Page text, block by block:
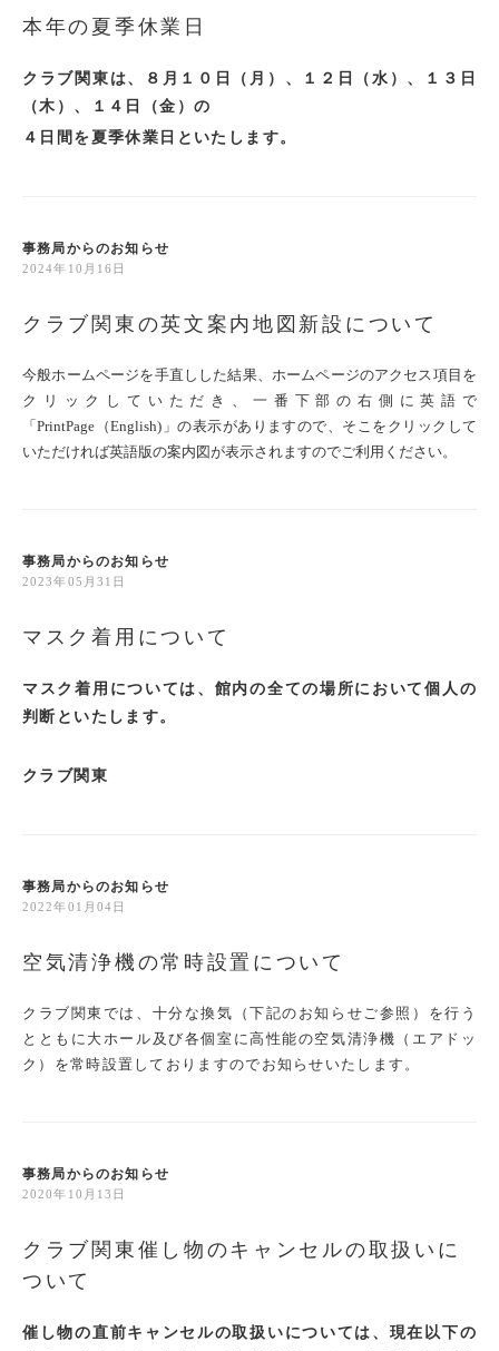
本年の夏季休業日
クラブ関東は、８月１０日（月）、１２日（水）、１３日
（木）、１４日（金）の
４日間を夏季休業日といたします。
事務局からのお知らせ
2024年10月16日
クラブ関東の英文案内地図新設について
今般ホームページを手直しした結果、ホームページのアクセス項目を
クリックしていただき、一番下部の右側に英語で
「PrintPage（English)」の表示がありますので、そこをクリックして
いただければ英語版の案内図が表示されますのでご利用ください。
事務局からのお知らせ
2023年05月31日
マスク着用について
マスク着用については、館内の全ての場所において個人の
判断といたします。
クラブ関東
事務局からのお知らせ
2022年01月04日
空気清浄機の常時設置について
クラブ関東では、十分な換気（下記のお知らせご参照）を行う
とともに大ホール及び各個室に高性能の空気清浄機（エアドッ
ク）を常時設置しておりますのでお知らせいたします。
事務局からのお知らせ
2020年10月13日
クラブ関東催し物のキャンセルの取扱いに
ついて
催し物の直前キャンセルの取扱いについては、現在以下の